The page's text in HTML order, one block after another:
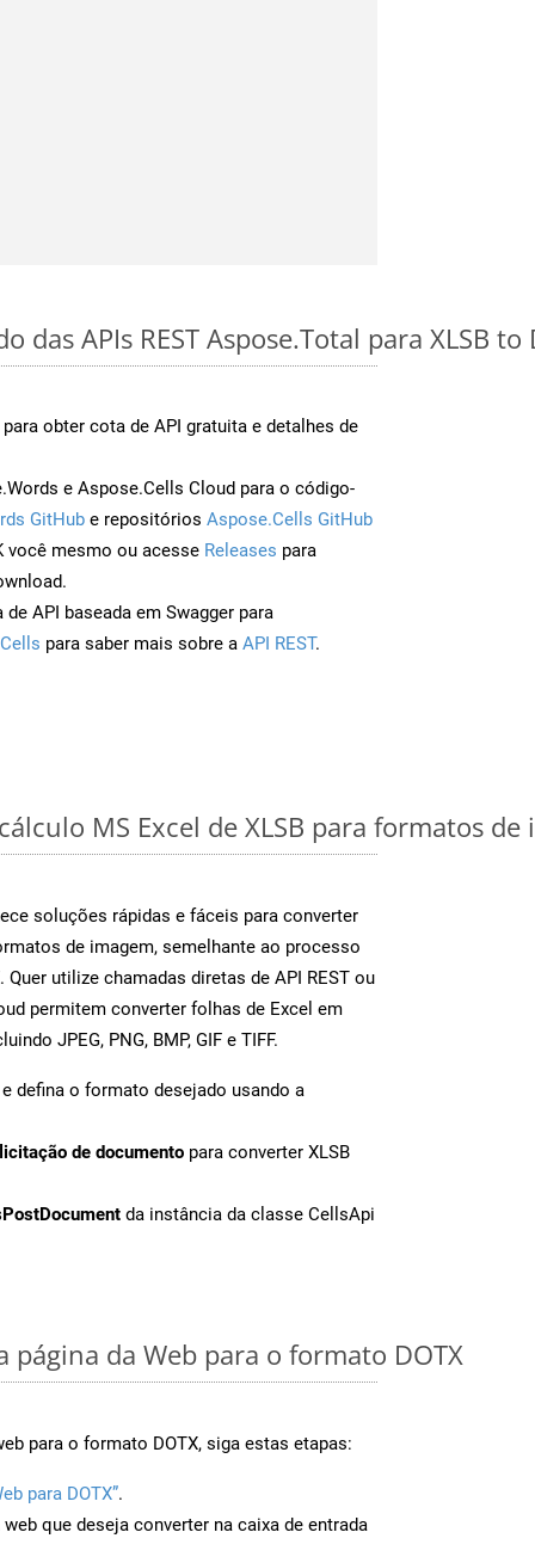
das APIs REST Aspose.Total para XLSB to
para obter cota de API gratuita e detalhes de
e Aspose.Cells Cloud para o código-
GitHub e repositórios Aspose.Cells GitHub
você mesmo ou acesse Releases para
API baseada em Swagger para
para saber mais sobre a API REST.
MS Excel de XLSB para formatos de
soluções rápidas e fáceis para converter
de imagem, semelhante ao processo
utilize chamadas diretas de API REST ou
permitem converter folhas de Excel em
JPEG, PNG, BMP, GIF e TIFF.
e defina o formato desejado usando a
de documento para converter XLSB
da instância da classe CellsApi
página da Web para o formato DOTX
para o formato DOTX, siga estas etapas:
para DOTX”.
que deseja converter na caixa de entrada